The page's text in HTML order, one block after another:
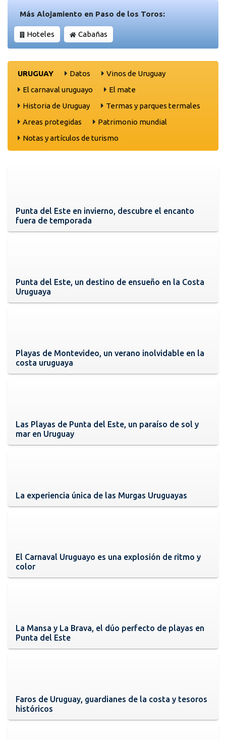
Más Alojamiento en Paso de los Toros:
Hoteles Cabañas
URUGUAY Datos
Vinos de Uruguay
El carnaval uruguayo
El mate
Historia de Uruguay
Termas y parques termales
Areas protegidas
Patrimonio mundial
Notas y artículos de turismo
Punta del Este en invierno, descubre el encanto
fuera de temporada
Punta del Este, un destino de ensueño en la Costa
Uruguaya
Playas de Montevideo, un verano inolvidable en la
costa uruguaya
Las Playas de Punta del Este, un paraíso de sol y
mar en Uruguay
La experiencia única de las Murgas Uruguayas
El Carnaval Uruguayo es una explosión de ritmo y
color
La Mansa y La Brava, el dúo perfecto de playas en
Punta del Este
Faros de Uruguay, guardianes de la costa y tesoros
históricos